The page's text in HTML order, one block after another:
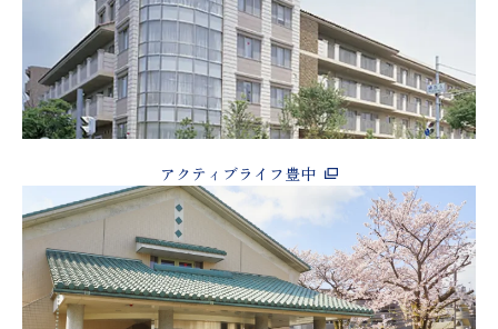
アクティブライフ豊中